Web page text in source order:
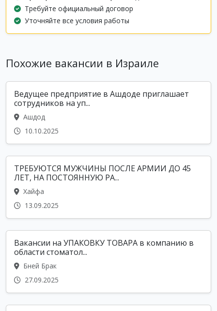
Требуйте официальный договор
Уточняйте все условия работы
Похожие вакансии в Израиле
Ведущее предприятие в Ашдоде приглашает
сотрудников на уп...
Ашдод
10.10.2025
ТРЕБУЮТСЯ МУЖЧИНЫ ПОСЛЕ АРМИИ ДО 45
ЛЕТ, НА ПОСТОЯННУЮ РА...
Хайфа
13.09.2025
Вакансии на УПАКОВКУ ТОВАРА в компанию в
области стоматол...
Бней Брак
27.09.2025